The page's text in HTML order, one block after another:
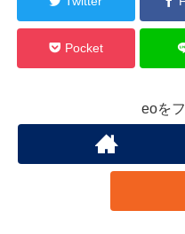
Pocket
eoを